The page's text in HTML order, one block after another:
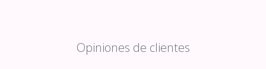
Opiniones de clientes